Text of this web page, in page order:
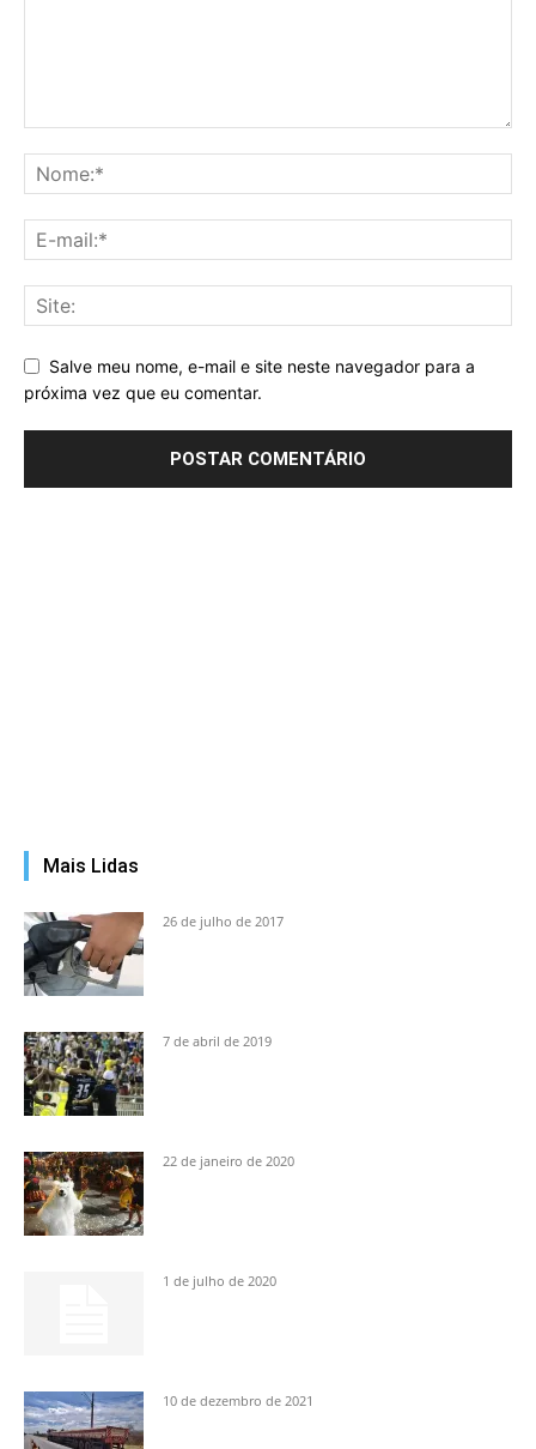
Salve meu nome, e-mail e site neste navegador para a
próxima vez que eu comentar.
Mais Lidas
26 de julho de 2017
7 de abril de 2019
22 de janeiro de 2020
1 de julho de 2020
10 de dezembro de 2021